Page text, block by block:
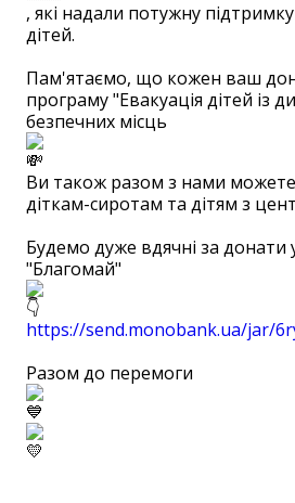
, які надали потужну підтримку
дітей.
Пам'ятаємо, що кожен ваш
програму "Евакуація дітей із
безпечних місць
Ви також разом з нами
діткам-сиротам та дітям з
Будемо дуже вдячні за донати
"Благомай"
https://send.monobank.ua/jar/
Разом до перемоги